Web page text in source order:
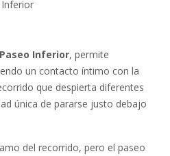
Paseo Inferior, permite
un contacto íntimo con la
que despierta diferentes
única de pararse justo debajo
del recorrido, pero el paseo